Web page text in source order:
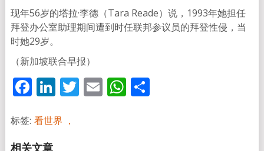
现年56岁的塔拉·李德（Tara Reade）说，1993年她担任
拜登办公室助理期间遭到时任联邦参议员的拜登性侵，当
时她29岁。
（新加坡联合早报）
Facebook
LinkedIn
Twitter
EmailWhatsApp
分
标签: 看世界 ，